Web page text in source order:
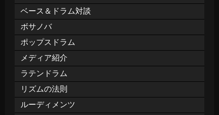
ベース＆ドラム対談
ボサノバ
ポップスドラム
メディア紹介
ラテンドラム
リズムの法則
ルーディメンツ